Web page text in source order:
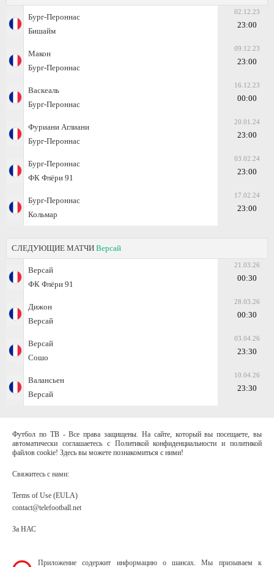
Бург-Пероннас
Бишайм
02.12.23
23:00
Макон
Бург-Пероннас
09.12.23
23:00
Васкеаль
Бург-Пероннас
16.12.23
00:00
Фуриани Аглиани
Бург-Пероннас
20.01.24
23:00
Бург-Пероннас
ФК Флёри 91
03.02.24
23:00
Бург-Пероннас
Кольмар
17.02.24
23:00
СЛЕДУЮЩИЕ МАТЧИ Версай
Версай
ФК Флёри 91
21.03.26
00:30
Дижон
Версай
28.03.26
00:30
Версай
Сошо
03.04.26
23:30
Валансьен
Версай
10.04.26
23:30
Футбол по ТВ - Все права защищены. На сайте, который вы посещаете, вы
автоматически соглашаетесь с Политикой конфиденциальности и политикой
файлов cookie! Здесь вы можете познакомиться с ними!
Свяжитесь с нами:
Terms of Use (EULA)
contact@telefootball.net
За НАС
Приложение содержит информацию о шансах. Мы призываем к